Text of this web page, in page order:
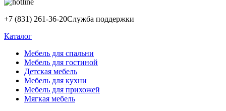
+7 (831) 261-36-20Служба поддержки
Каталог
Мебель для спальни
Мебель для гостиной
Детская мебель
Мебель для кухни
Мебель для прихожей
Мягкая мебель